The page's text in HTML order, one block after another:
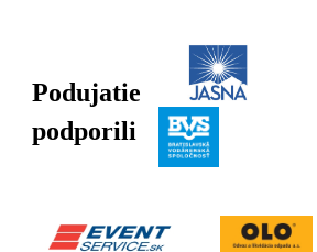
Podujatie
podporili